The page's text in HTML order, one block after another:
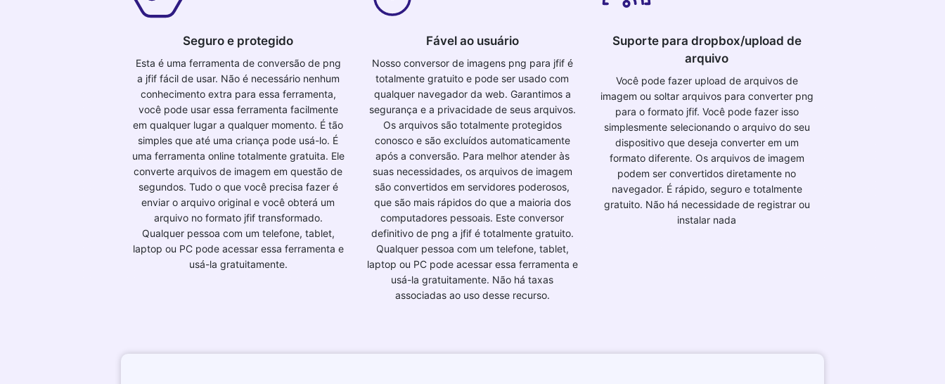
Seguro e protegido
Esta é uma ferramenta de conversão de png
a jfif fácil de usar. Não é necessário nenhum
conhecimento extra para essa ferramenta,
você pode usar essa ferramenta facilmente
em qualquer lugar a qualquer momento. É tão
simples que até uma criança pode usá-lo. É
uma ferramenta online totalmente gratuita. Ele
converte arquivos de imagem em questão de
segundos. Tudo o que você precisa fazer é
enviar o arquivo original e você obterá um
arquivo no formato jfif transformado.
Qualquer pessoa com um telefone, tablet,
laptop ou PC pode acessar essa ferramenta e
usá-la gratuitamente.
Fável ao usuário
Nosso conversor de imagens png para jfif é
totalmente gratuito e pode ser usado com
qualquer navegador da web. Garantimos a
segurança e a privacidade de seus arquivos.
Os arquivos são totalmente protegidos
conosco e são excluídos automaticamente
após a conversão. Para melhor atender às
suas necessidades, os arquivos de imagem
são convertidos em servidores poderosos,
que são mais rápidos do que a maioria dos
computadores pessoais. Este conversor
definitivo de png a jfif é totalmente gratuito.
Qualquer pessoa com um telefone, tablet,
laptop ou PC pode acessar essa ferramenta e
usá-la gratuitamente. Não há taxas
associadas ao uso desse recurso.
Suporte para dropbox/upload de
arquivo
Você pode fazer upload de arquivos de
imagem ou soltar arquivos para converter png
para o formato jfif. Você pode fazer isso
simplesmente selecionando o arquivo do seu
dispositivo que deseja converter em um
formato diferente. Os arquivos de imagem
podem ser convertidos diretamente no
navegador. É rápido, seguro e totalmente
gratuito. Não há necessidade de registrar ou
instalar nada